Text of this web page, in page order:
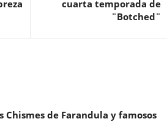
cuarta temporada de
¨Botched¨
Chismes de Farandula y famosos